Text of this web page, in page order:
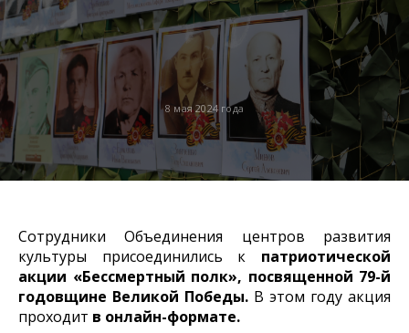
8 мая 2024 года
Сотрудники Объединения центров развития
культуры присоединились к патриотической
акции «Бессмертный полк», посвященной 79-й
годовщине Великой Победы. В этом году акция
проходит в онлайн-формате.